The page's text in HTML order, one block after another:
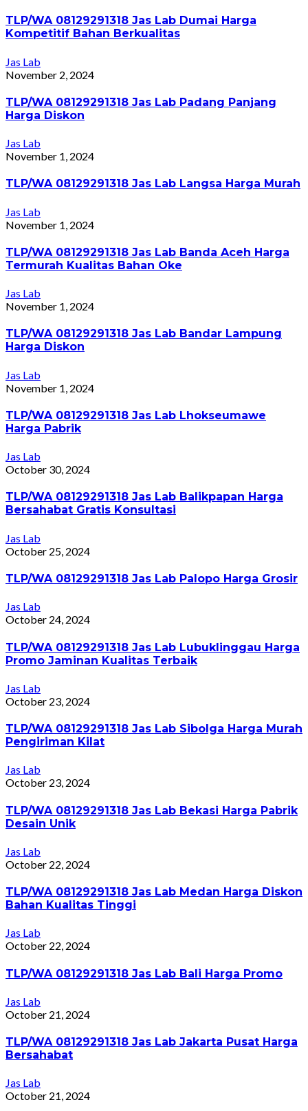
TLP/WA 08129291318 Jas Lab Dumai Harga
Kompetitif Bahan Berkualitas
Jas Lab
November 2, 2024
TLP/WA 08129291318 Jas Lab Padang Panjang
Harga Diskon
Jas Lab
November 1, 2024
TLP/WA 08129291318 Jas Lab Langsa Harga Murah
Jas Lab
November 1, 2024
TLP/WA 08129291318 Jas Lab Banda Aceh Harga
Termurah Kualitas Bahan Oke
Jas Lab
November 1, 2024
TLP/WA 08129291318 Jas Lab Bandar Lampung
Harga Diskon
Jas Lab
November 1, 2024
TLP/WA 08129291318 Jas Lab Lhokseumawe
Harga Pabrik
Jas Lab
October 30, 2024
TLP/WA 08129291318 Jas Lab Balikpapan Harga
Bersahabat Gratis Konsultasi
Jas Lab
October 25, 2024
TLP/WA 08129291318 Jas Lab Palopo Harga Grosir
Jas Lab
October 24, 2024
TLP/WA 08129291318 Jas Lab Lubuklinggau Harga
Promo Jaminan Kualitas Terbaik
Jas Lab
October 23, 2024
TLP/WA 08129291318 Jas Lab Sibolga Harga Murah
Pengiriman Kilat
Jas Lab
October 23, 2024
TLP/WA 08129291318 Jas Lab Bekasi Harga Pabrik
Desain Unik
Jas Lab
October 22, 2024
TLP/WA 08129291318 Jas Lab Medan Harga Diskon
Bahan Kualitas Tinggi
Jas Lab
October 22, 2024
TLP/WA 08129291318 Jas Lab Bali Harga Promo
Jas Lab
October 21, 2024
TLP/WA 08129291318 Jas Lab Jakarta Pusat Harga
Bersahabat
Jas Lab
October 21, 2024